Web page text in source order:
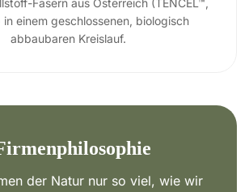
Fasern aus Österreich (TENCEL™,
in einem geschlossenen, biologisch
abbaubaren Kreislauf.
der Natur nur so viel, wie wir